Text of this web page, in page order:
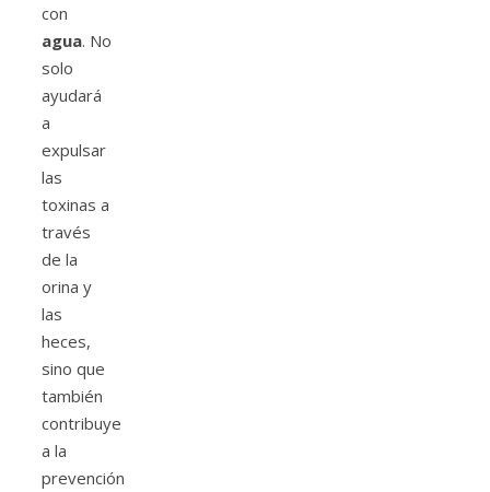
con
agua. No
solo
ayudará
a
expulsar
las
toxinas a
través
de la
orina y
las
heces,
sino que
también
contribuye
a la
prevención